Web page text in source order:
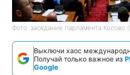
Фото: заседание парламента Косово
Выключи хаос
Получай только важное из
Google